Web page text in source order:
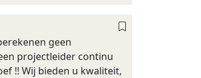
geen
projectleider continu
!! Wij bieden u kwaliteit,